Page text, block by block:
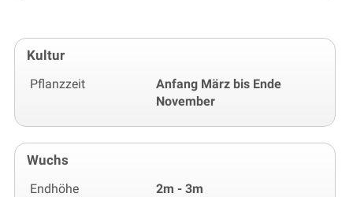
Kultur
Pflanzzeit
Anfang März bis Ende
November
Wuchs
Endhöhe 2m - 3m